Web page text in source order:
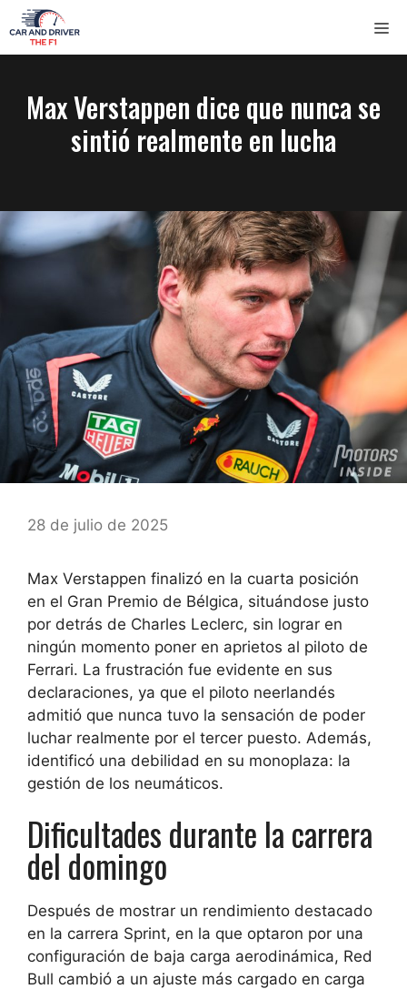
Saltar
al
contenido
Max Verstappen dice que nunca se
sintió realmente en lucha
28 de julio de 2025
Max Verstappen finalizó en la cuarta posición
en el Gran Premio de Bélgica, situándose justo
por detrás de Charles Leclerc, sin lograr en
ningún momento poner en aprietos al piloto de
Ferrari. La frustración fue evidente en sus
declaraciones, ya que el piloto neerlandés
admitió que nunca tuvo la sensación de poder
luchar realmente por el tercer puesto. Además,
identificó una debilidad en su monoplaza: la
gestión de los neumáticos.
Dificultades durante la carrera
del domingo
Después de mostrar un rendimiento destacado
en la carrera Sprint, en la que optaron por una
configuración de baja carga aerodinámica, Red
Bull cambió a un ajuste más cargado en carga